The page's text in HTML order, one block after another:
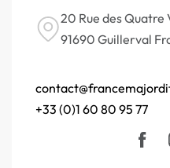
20 Rue des Quatre
91690 Guillerval
+33 (0)1 60 80 95 77